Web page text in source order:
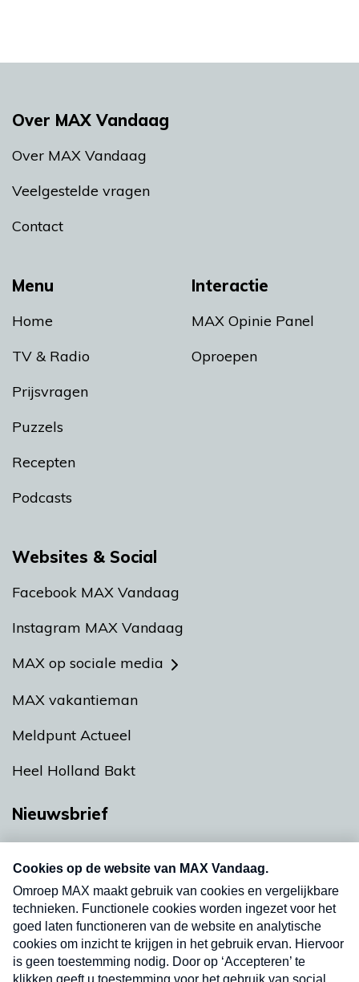
Menu
Home
TV & Radio
Prijsvragen
Puzzels
Recepten
Podcasts
Interactie
MAX Opinie Panel
Oproepen
Over MAX Vandaag
Over MAX Vandaag
Veelgestelde vragen
Contact
Websites & Social
Facebook MAX Vandaag
Instagram MAX Vandaag
MAX op sociale media
MAX vakantieman
Meldpunt Actueel
Heel Holland Bakt
Nieuwsbrief
nieuwsbrief. Elke vrijdag- en dinsdagochtend in
uw mailbox.
Verzend